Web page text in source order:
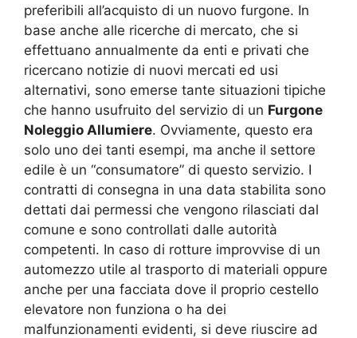
preferibili all’acquisto di un nuovo furgone. In
base anche alle ricerche di mercato, che si
effettuano annualmente da enti e privati che
ricercano notizie di nuovi mercati ed usi
alternativi, sono emerse tante situazioni tipiche
che hanno usufruito del servizio di un Furgone
Noleggio Allumiere. Ovviamente, questo era
solo uno dei tanti esempi, ma anche il settore
edile è un “consumatore” di questo servizio. I
contratti di consegna in una data stabilita sono
dettati dai permessi che vengono rilasciati dal
comune e sono controllati dalle autorità
competenti. In caso di rotture improvvise di un
automezzo utile al trasporto di materiali oppure
anche per una facciata dove il proprio cestello
elevatore non funziona o ha dei
malfunzionamenti evidenti, si deve riuscire ad